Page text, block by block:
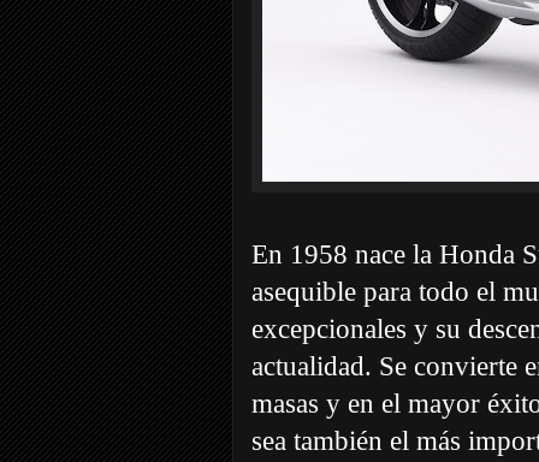
En 1958 nace la Honda
asequible para todo el
excepcionales y su
actualidad. Se convierte
masas y en el mayor
sea también el más